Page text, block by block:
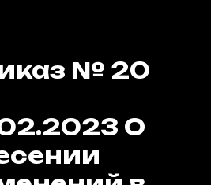
№ 20
О